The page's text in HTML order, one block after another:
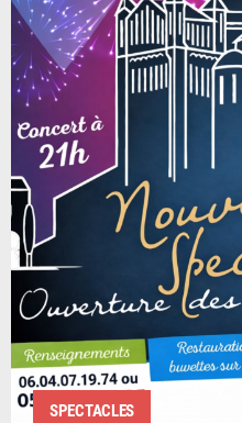
SPECTACLES